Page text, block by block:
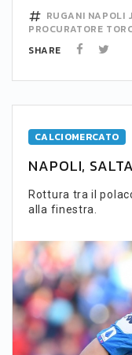
RUGANI NAPOLI
PROCURATORE
SHARE
CALCIOMERCATO
NAPOLI,
Rottura tra il
alla finestra.